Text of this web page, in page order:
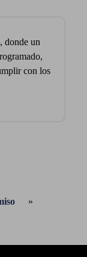
falta de
servicios
para